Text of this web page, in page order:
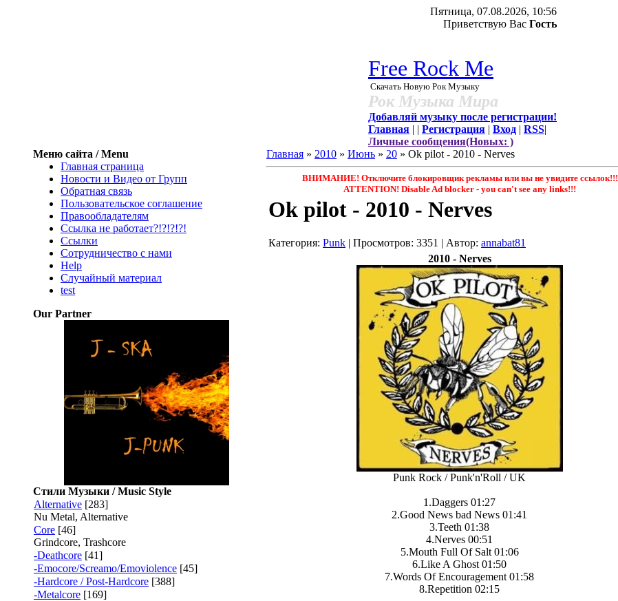
Пятница, 07.08.2026, 10:56
Приветствую Вас Гость
Free Rock Me
Скачать Новую Рок Музыку
Рок Музыка Мира
Добавляй музыку после регистрации!
Главная | | Регистрация | Вход | RSS|
Личные сообщения(Новых: )
Меню сайта / Menu
Главная страница
Новости и Видео от Групп
Обратная связь
Пользовательское соглашение
Правообладателям
Ссылка не работает?!?!?!?!
Ссылки
Сотрудничество с нами
Help
Cлучайный материал
test
Our Partner
Стили Музыки / Music Style
Alternative [283]
Nu Metal, Alternative
Core [46]
Grindcore, Trashcore
-Deathcore [41]
-Emocore/Screamo/Emoviolence [45]
-Hardcore / Post-Hardcore [388]
-Metalcore [169]
Главная » 2010 » Июнь » 20 » Ok pilot - 2010 - Nerves
ВНИМАНИЕ! Отключите блокировщик рекламы или вы не увидите ссылок!!!
ATTENTION! Disable Ad blocker - you саn't see any links!!!
Ok pilot - 2010 - Nerves
Категория: Punk | Просмотров: 3351 | Автор: annabat81
2010 - Nerves
Punk Rock / Punk'n'Roll / UK
1.Daggers 01:27
2.Good News bad News 01:41
3.Teeth 01:38
4.Nerves 00:51
5.Mouth Full Of Salt 01:06
6.Like A Ghost 01:50
7.Words Of Encouragement 01:58
8.Repetition 02:15